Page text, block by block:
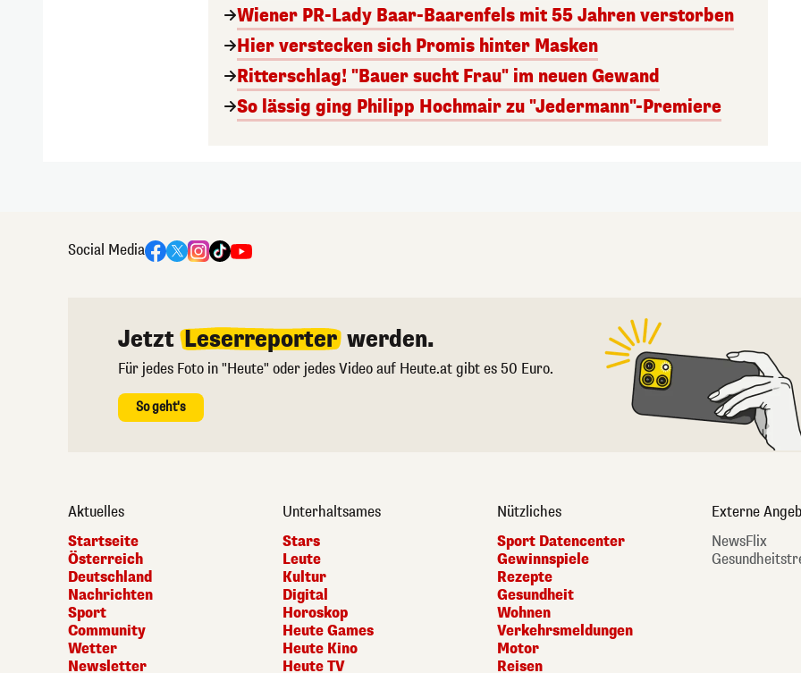
Wiener PR-Lady Baar-Baarenfels mit 55 Jahren verstorben
Hier verstecken sich Promis hinter Masken
Ritterschlag! "Bauer sucht Frau" im neuen Gewand
So lässig ging Philipp Hochmair zu "Jedermann"-Premiere
Social Media
Jetzt Leserreporter werden.
Für jedes Foto in "Heute" oder jedes Video auf Heute.at gibt es 50 Euro.
So geht's
Aktuelles
Startseite
Österreich
Deutschland
Nachrichten
Sport
Community
Wetter
Newsletter
Unterhaltsames
Stars
Leute
Kultur
Digital
Horoskop
Heute Games
Heute Kino
Heute TV
Nützliches
Sport Datencenter
Gewinnspiele
Rezepte
Gesundheit
Wohnen
Verkehrsmeldungen
Motor
Reisen
Externe
NewsFlix